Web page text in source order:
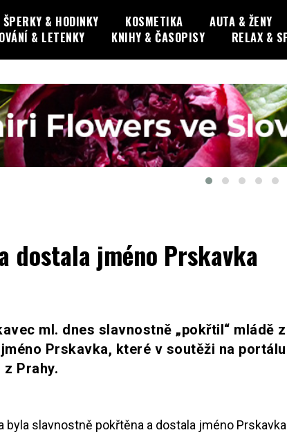
ŠPERKY & HODINKY KOSMETIKA AUTA & ŽENY
& LETENKY KNIHY & ČASOPISY RELAX &
dostala jméno Prskavka
ml. dnes slavnostně „pokřtil“ mládě
Prskavka, které v soutěži na portálu
Prahy.